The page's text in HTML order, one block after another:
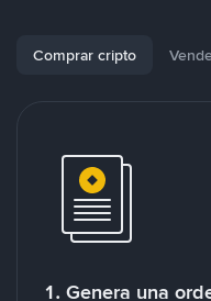
Comprar cripto
1. Genera una